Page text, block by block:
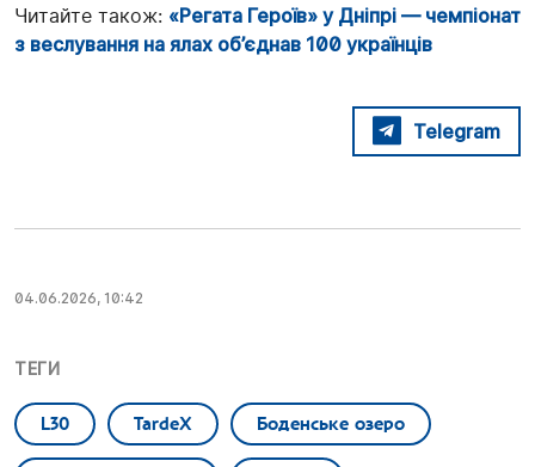
Читайте також: «Регата Героїв» у Дніпрі — чемпіонат
з веслування на ялах об’єднав 100 українців
Telegram
04.06.2026, 10:42
ТЕГИ
L30 TardeX Боденське озеро